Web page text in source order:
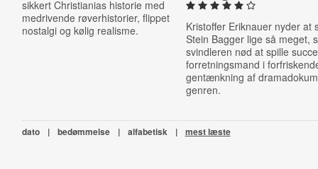
sikkert Christianias historie med
medrivende røverhistorier, flippet
nostalgi og kølig realisme.
Kristoffer Eriknauer nyder at
Stein Bagger lige så meget,
svindleren nød at spille
forretningsmand i
gentænkning af
genren.
dato | bedømmelse | alfabetisk | mest læste